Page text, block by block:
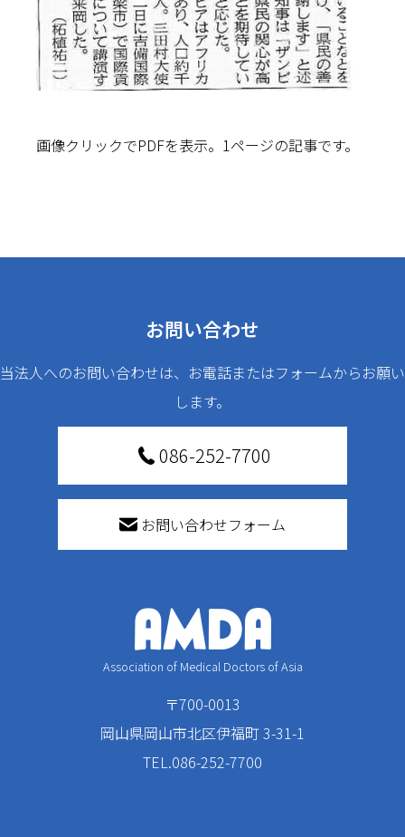
画像クリックでPDFを表示。1ページの記事です。
お問い合わせ
当法人へのお問い合わせは、お電話またはフォームからお願い
します。
086-252-7700
お問い合わせフォーム
Association of Medical Doctors of Asia
〒700-0013
岡山県岡山市北区伊福町 3-31-1
TEL.086-252-7700